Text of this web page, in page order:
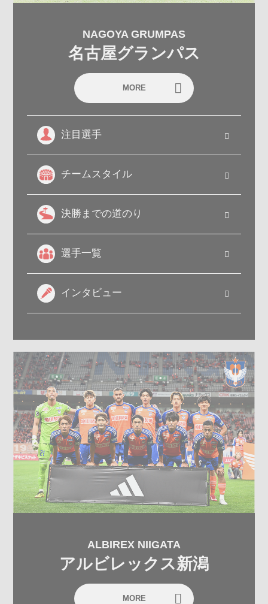
NAGOYA GRUMPAS
名古屋グランパス
MORE
注目選手
チームスタイル
決勝までの道のり
選手一覧
インタビュー
ALBIREX NIIGATA
アルビレックス新潟
MORE